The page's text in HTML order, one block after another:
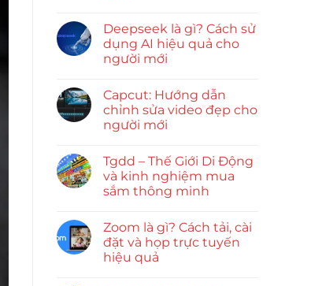
Deepseek là gì? Cách sử
dụng AI hiệu quả cho
người mới
Capcut: Hướng dẫn
chỉnh sửa video đẹp cho
người mới
Tgdd – Thế Giới Di Động
và kinh nghiệm mua
sắm thông minh
Zoom là gì? Cách tải, cài
đặt và họp trực tuyến
hiệu quả